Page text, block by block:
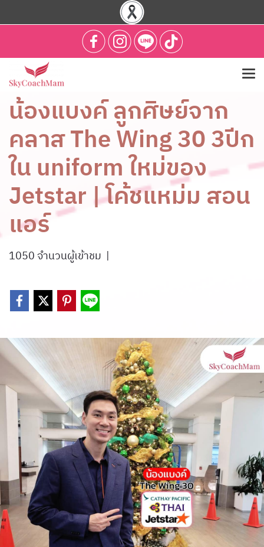
น้องแบงค์ ลูกศิษย์จาก
คลาส The Wing 30 3ปีก
ใน uniform ใหม่ของ
Jetstar | โค้ชแหม่ม สอน
แอร์
1050 จำนวนผู้เข้าชม |